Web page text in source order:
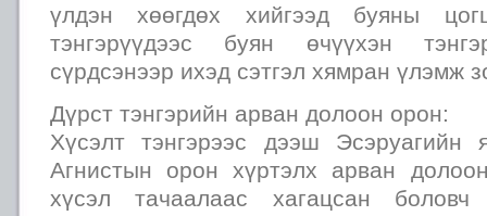
үлдэн хөөгдөх хийгээд буяны
тэнгэрүүдээс буян өчүүхэн
сүрдсэнээр ихэд сэтгэл хямран үлэмж
Дүрст тэнгэрийн арван долоон орон:
Хүсэлт тэнгэрээс дээш Эсэруагийн
Агнистын орон хүртэлх арван
хүсэл тачаалаас хагацсан боловч